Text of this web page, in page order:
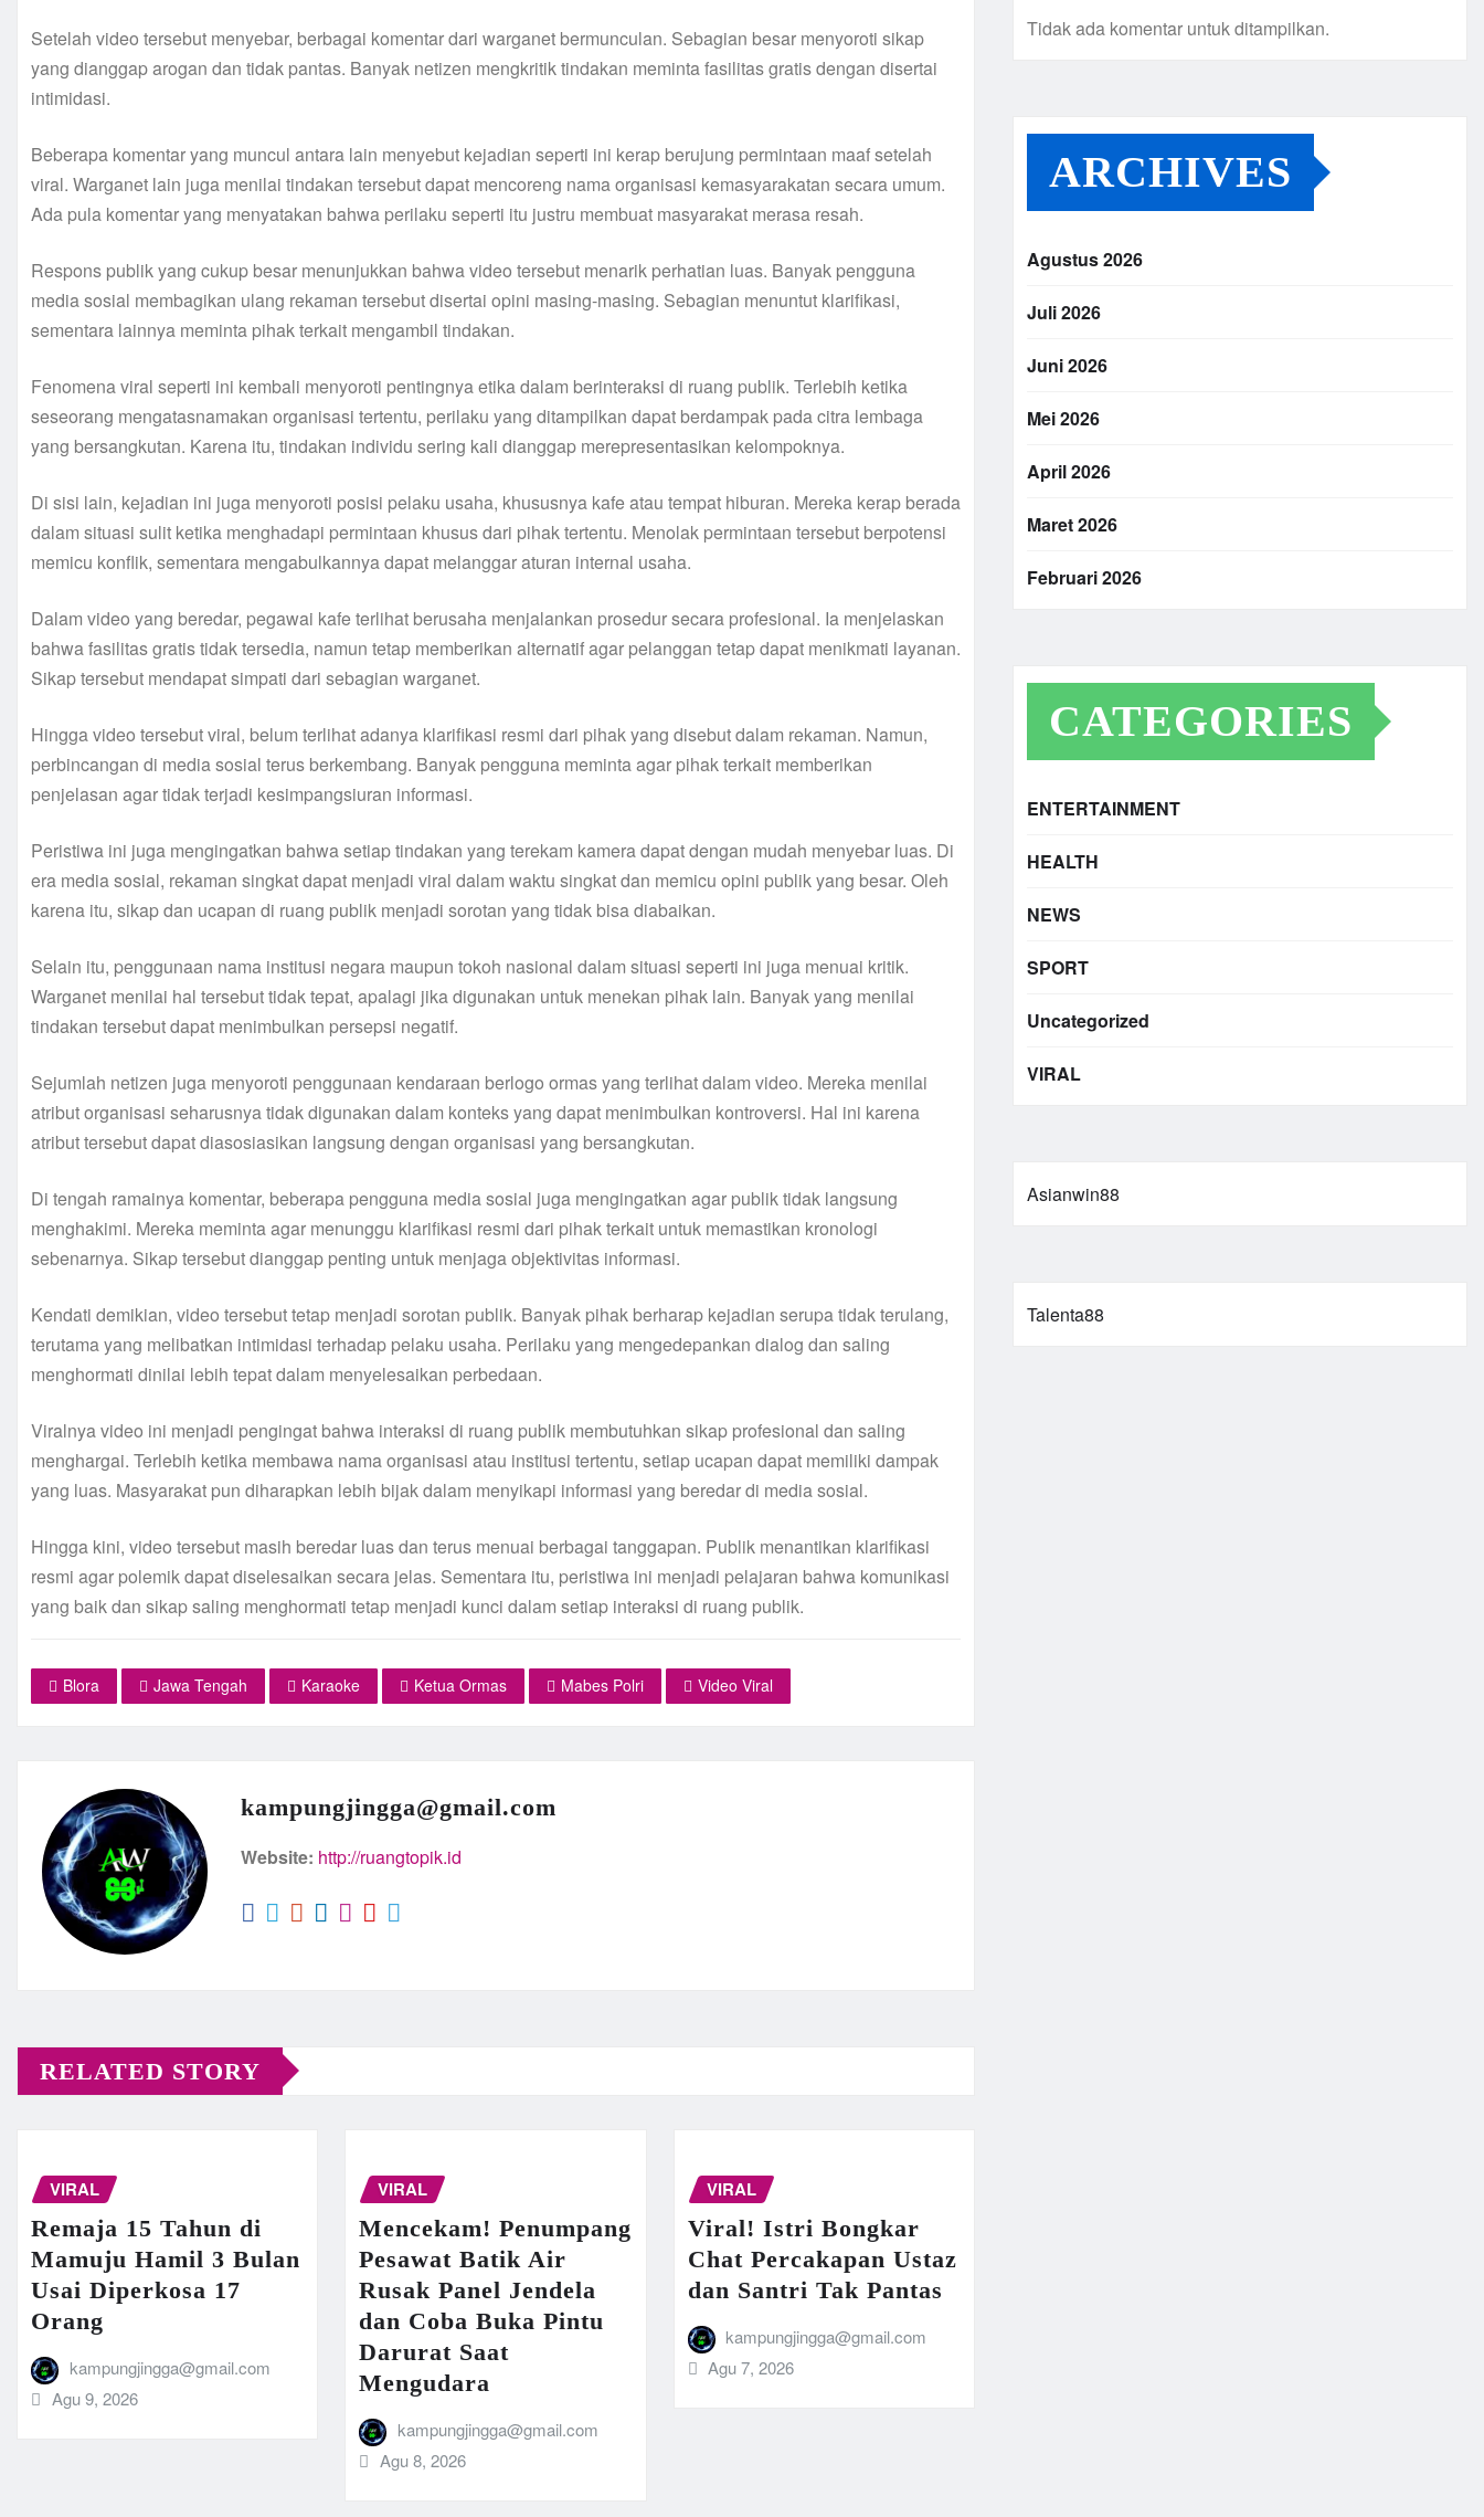
Setelah video tersebut menyebar, berbagai komentar dari warganet bermunculan. Sebagian besar menyoroti sikap
yang dianggap arogan dan tidak pantas. Banyak netizen mengkritik tindakan meminta fasilitas gratis dengan disertai
intimidasi.
Beberapa komentar yang muncul antara lain menyebut kejadian seperti ini kerap berujung permintaan maaf setelah
viral. Warganet lain juga menilai tindakan tersebut dapat mencoreng nama organisasi kemasyarakatan secara umum.
Ada pula komentar yang menyatakan bahwa perilaku seperti itu justru membuat masyarakat merasa resah.
Respons publik yang cukup besar menunjukkan bahwa video tersebut menarik perhatian luas. Banyak pengguna
media sosial membagikan ulang rekaman tersebut disertai opini masing-masing. Sebagian menuntut klarifikasi,
sementara lainnya meminta pihak terkait mengambil tindakan.
Fenomena viral seperti ini kembali menyoroti pentingnya etika dalam berinteraksi di ruang publik. Terlebih ketika
seseorang mengatasnamakan organisasi tertentu, perilaku yang ditampilkan dapat berdampak pada citra lembaga
yang bersangkutan. Karena itu, tindakan individu sering kali dianggap merepresentasikan kelompoknya.
Di sisi lain, kejadian ini juga menyoroti posisi pelaku usaha, khususnya kafe atau tempat hiburan. Mereka kerap berada
dalam situasi sulit ketika menghadapi permintaan khusus dari pihak tertentu. Menolak permintaan tersebut berpotensi
memicu konflik, sementara mengabulkannya dapat melanggar aturan internal usaha.
Dalam video yang beredar, pegawai kafe terlihat berusaha menjalankan prosedur secara profesional. Ia menjelaskan
bahwa fasilitas gratis tidak tersedia, namun tetap memberikan alternatif agar pelanggan tetap dapat menikmati layanan.
Sikap tersebut mendapat simpati dari sebagian warganet.
Hingga video tersebut viral, belum terlihat adanya klarifikasi resmi dari pihak yang disebut dalam rekaman. Namun,
perbincangan di media sosial terus berkembang. Banyak pengguna meminta agar pihak terkait memberikan
penjelasan agar tidak terjadi kesimpangsiuran informasi.
Peristiwa ini juga mengingatkan bahwa setiap tindakan yang terekam kamera dapat dengan mudah menyebar luas. Di
era media sosial, rekaman singkat dapat menjadi viral dalam waktu singkat dan memicu opini publik yang besar. Oleh
karena itu, sikap dan ucapan di ruang publik menjadi sorotan yang tidak bisa diabaikan.
Selain itu, penggunaan nama institusi negara maupun tokoh nasional dalam situasi seperti ini juga menuai kritik.
Warganet menilai hal tersebut tidak tepat, apalagi jika digunakan untuk menekan pihak lain. Banyak yang menilai
tindakan tersebut dapat menimbulkan persepsi negatif.
Sejumlah netizen juga menyoroti penggunaan kendaraan berlogo ormas yang terlihat dalam video. Mereka menilai
atribut organisasi seharusnya tidak digunakan dalam konteks yang dapat menimbulkan kontroversi. Hal ini karena
atribut tersebut dapat diasosiasikan langsung dengan organisasi yang bersangkutan.
Di tengah ramainya komentar, beberapa pengguna media sosial juga mengingatkan agar publik tidak langsung
menghakimi. Mereka meminta agar menunggu klarifikasi resmi dari pihak terkait untuk memastikan kronologi
sebenarnya. Sikap tersebut dianggap penting untuk menjaga objektivitas informasi.
Kendati demikian, video tersebut tetap menjadi sorotan publik. Banyak pihak berharap kejadian serupa tidak terulang,
terutama yang melibatkan intimidasi terhadap pelaku usaha. Perilaku yang mengedepankan dialog dan saling
menghormati dinilai lebih tepat dalam menyelesaikan perbedaan.
Viralnya video ini menjadi pengingat bahwa interaksi di ruang publik membutuhkan sikap profesional dan saling
menghargai. Terlebih ketika membawa nama organisasi atau institusi tertentu, setiap ucapan dapat memiliki dampak
yang luas. Masyarakat pun diharapkan lebih bijak dalam menyikapi informasi yang beredar di media sosial.
Hingga kini, video tersebut masih beredar luas dan terus menuai berbagai tanggapan. Publik menantikan klarifikasi
resmi agar polemik dapat diselesaikan secara jelas. Sementara itu, peristiwa ini menjadi pelajaran bahwa komunikasi
yang baik dan sikap saling menghormati tetap menjadi kunci dalam setiap interaksi di ruang publik.
Blora Jawa Tengah Karaoke Ketua Ormas Mabes Polri Video Viral
kampungjingga@gmail.com
Website: http://ruangtopik.id
RELATED STORY
VIRAL
Remaja 15 Tahun di
Mamuju Hamil 3 Bulan
Usai Diperkosa 17
Orang
kampungjingga@gmail.com
Agu 9, 2026
VIRAL
Mencekam! Penumpang
Pesawat Batik Air
Rusak Panel Jendela
dan Coba Buka Pintu
Darurat Saat
Mengudara
kampungjingga@gmail.com
Agu 8, 2026
VIRAL
Viral! Istri Bongkar
Chat Percakapan Ustaz
dan Santri Tak Pantas
kampungjingga@gmail.com
Agu 7, 2026
Tidak ada komentar untuk ditampilkan.
ARCHIVES
Agustus 2026
Juli 2026
Juni 2026
Mei 2026
April 2026
Maret 2026
Februari 2026
CATEGORIES
ENTERTAINMENT
HEALTH
NEWS
SPORT
Uncategorized
VIRAL
Asianwin88
Talenta88